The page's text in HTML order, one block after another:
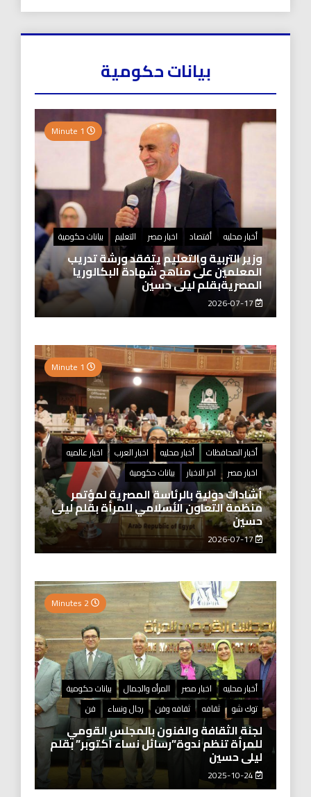
بيانات حكومية
أخبار محليه أقتصاد اخبار مصر التعليم بيانات حكومية
وزير التربية والتعليم يتفقد ورشة تدريب
المعلمين على مناهج شهادة البكالوريا
المصريةبقلم ليلى حسين
أخبار المحافظات أخبار محليه اخبار العرب
اخبار عالميه
اخبار مصر
اخر الاخبار بيانات حكومية
أشادات دولية بالرئاسة المصرية لمؤتمر
منظمة التعاون الأسلامي للمرأة بقلم ليلى
حسين
2026-07-17
أخبار محليه اخبار مصر المرأه والجمال
بيانات حكومية
توك شو
ثقافه ثقافه وفن رجال ونساء فن
لجنة الثقافة والفنون بالمجلس القومي
للمرأة تنظم ندوة”رسائل نساء أكتوبر” بقلم
ليلى حسين